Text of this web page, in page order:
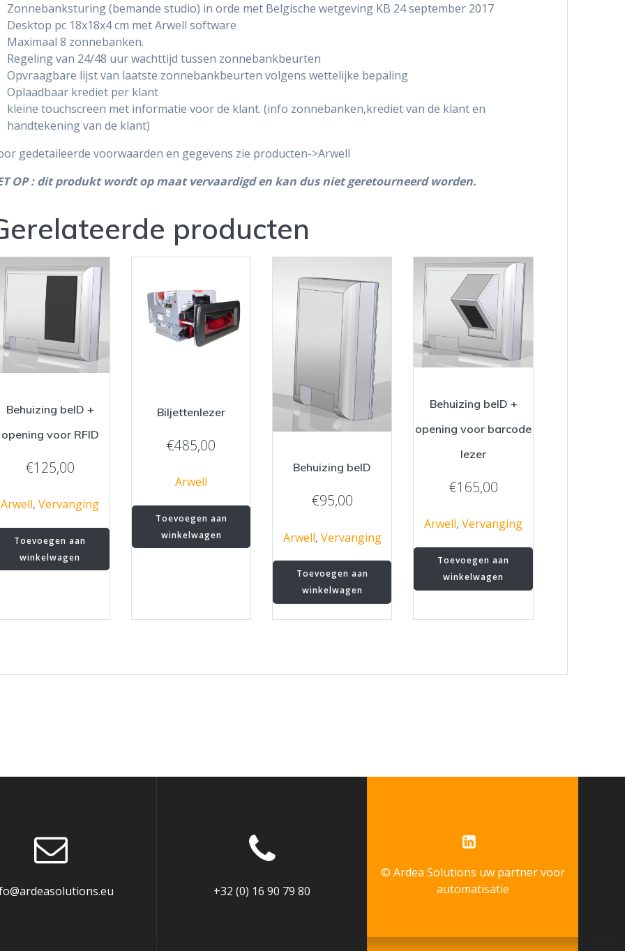
Zonnebanksturing (bemande studio) in orde met Belgische wetgeving KB 24 september 2017
Desktop pc 18x18x4 cm met Arwell software
Maximaal 8 zonnebanken.
Regeling van 24/48 uur wachttijd tussen zonnebankbeurten
Opvraagbare lijst van laatste zonnebankbeurten volgens wettelijke bepaling
Oplaadbaar krediet per klant
kleine touchscreen met informatie voor de klant. (info zonnebanken,krediet van de klant en
handtekening van de klant)
gedetaileerde voorwaarden en gegevens zie producten->Arwell
OP : dit produkt wordt op maat vervaardigd en kan dus niet geretourneerd worden.
producten
Behuizing beID +
opening voor RFID
€125,00
Arwell,Vervanging
Toevoegen aan
winkelwagen
Biljettenlezer
€485,00
Arwell
Toevoegen aan
winkelwagen
Behuizing beID
€95,00
Arwell, Vervanging
Toevoegen aan
winkelwagen
Behuizing beID +
opening voor barcode
lezer
€165,00
Arwell,Vervanging
Toevoegen aan
winkelwagen
+32 (0) 16 90 79 80
© Ardea Solutions uw partner voor
automatisatie